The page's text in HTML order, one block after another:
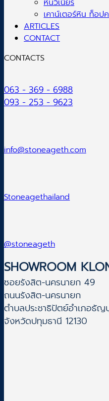
เคาน์เตอร์หิน ท็อป
ARTICLES
CONTACT
CONTACTS
063 - 369 - 6988
093 - 253 - 9623
info@stoneageth.com
Stoneagethailand
@stoneageth
SHOWROOM
ซอยรังสิต-นครนายก 49
ถนนรังสิต-นครนายก
ตำบลประชาธิปัตย์อำเภอธัญ
จังหวัดปทุมธานี 12130